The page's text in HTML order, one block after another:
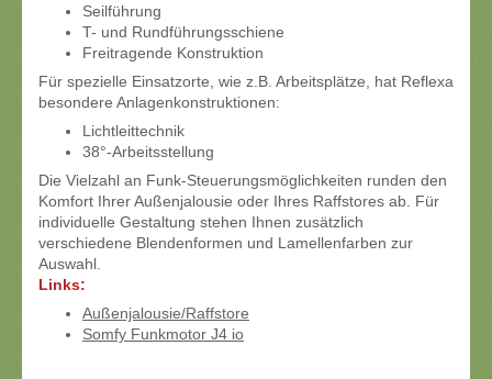
Seilführung
T- und Rundführungsschiene
Freitragende Konstruktion
Für spezielle Einsatzorte, wie z.B. Arbeitsplätze, hat Reflexa
besondere Anlagenkonstruktionen:
Lichtleittechnik
38°-Arbeitsstellung
Die Vielzahl an Funk-Steuerungsmöglichkeiten runden den
Komfort Ihrer Außenjalousie oder Ihres Raffstores ab. Für
individuelle Gestaltung stehen Ihnen zusätzlich
verschiedene Blendenformen und Lamellenfarben zur
Auswahl.
Links:
Außenjalousie/Raffstore
Somfy Funkmotor J4 io